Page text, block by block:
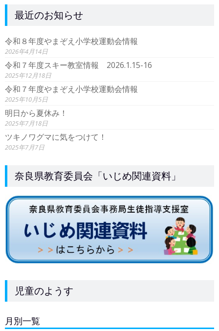
最近のお知らせ
令和８年度やまぞえ小学校運動会情報
2026年4月14日
令和７年度スキー教室情報 2026.1.15-16
2025年12月18日
令和７年度やまぞえ小学校運動会情報
2025年10月5日
明日から夏休み！
2025年7月18日
ツキノワグマに気をつけて！
2025年7月7日
奈良県教育委員会「いじめ関連資料」
児童のようす
月別一覧